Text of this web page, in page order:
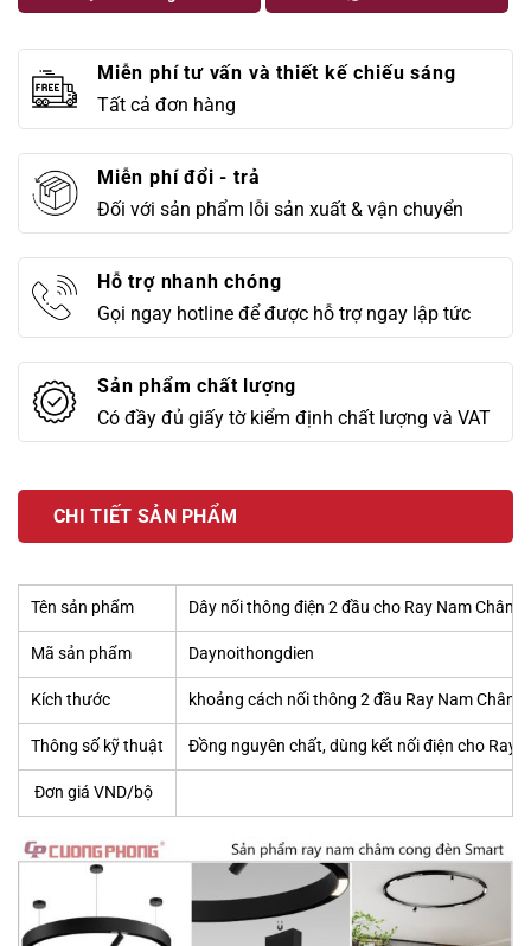
Miễn phí tư vấn và thiết kế chiếu sáng
Tất cả đơn hàng
Miễn phí đổi - trả
Đối với sản phẩm lỗi sản xuất & vận chuyển
Hỗ trợ nhanh chóng
Gọi ngay hotline để được hỗ trợ ngay lập tức
Sản phẩm chất lượng
Có đầy đủ giấy tờ kiểm định chất lượng và VAT
CHI TIẾT SẢN PHẨM
Tên sản phẩm Dây nối thông điện 2 đầu cho Ray Nam Châm
Mã sản phẩm Daynoithongdien
Kích thước khoảng cách nối thông 2 đầu Ray Nam Châm
Thông số kỹ thuật Đồng nguyên chất, dùng kết nối điện cho Ray
Đơn giá VND/bộ